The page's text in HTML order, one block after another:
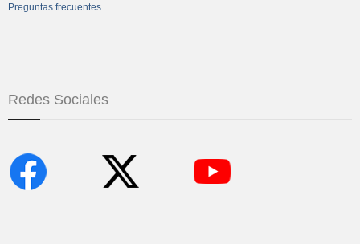
Preguntas frecuentes
Redes Sociales